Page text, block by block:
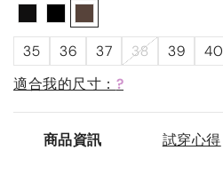
35 36 37 38 39 40
適合我的尺寸： ?
商品資訊 試穿心得